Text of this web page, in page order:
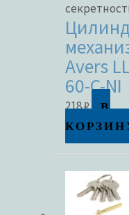
Avers
60-C-NI
218₽
В